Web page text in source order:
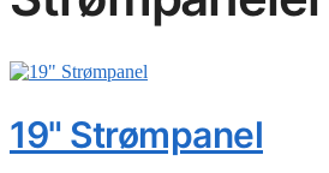
19" Strømpanel